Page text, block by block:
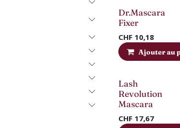
Nouveau !
Dr.Mascara
Fixer
CHF 10,18
Ajouter au
Lash
Revolution
Mascara
CHF 17,67